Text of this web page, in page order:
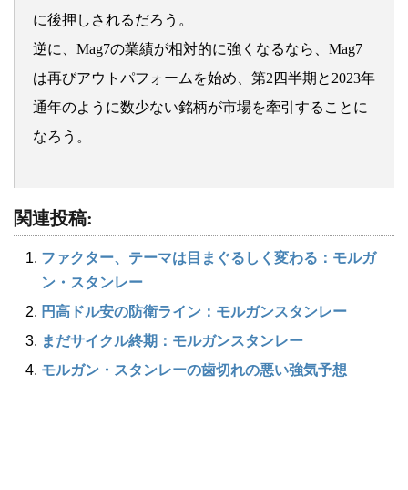
に後押しされるだろう。
逆に、Mag7の業績が相対的に強くなるなら、Mag7
は再びアウトパフォームを始め、第2四半期と2023年
通年のように数少ない銘柄が市場を牽引することに
なろう。
関連投稿:
ファクター、テーマは目まぐるしく変わる：モルガ
ン・スタンレー
円高ドル安の防衛ライン：モルガンスタンレー
まだサイクル終期：モルガンスタンレー
モルガン・スタンレーの歯切れの悪い強気予想